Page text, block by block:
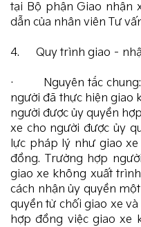
tại Bộ phận Giao nhận
dẫn của nhân viên Tư
4. Quy trình giao –
· Nguyên tắc chung:
người đã thực hiện giao
người được ủy quyền
xe cho người được ủy
lực pháp lý như giao
đồng. Trường hợp
giao xe không xuất
cách nhận ủy quyền
quyền từ chối giao xe
hợp đồng việc giao xe